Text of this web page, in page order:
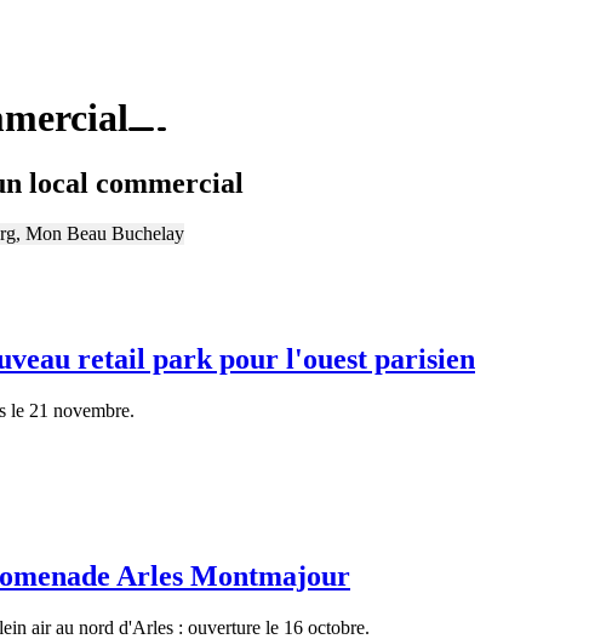
local commercial
retail park pour l'ouest parisien
le 21 novembre.
Arles Montmajour
air au nord d'Arles : ouverture le 16 octobre.